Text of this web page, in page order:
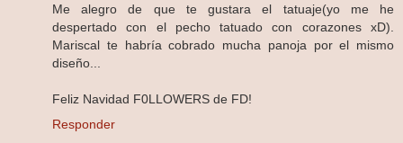
Me alegro de que te gustara el tatuaje(yo me he
despertado con el pecho tatuado con corazones xD).
Mariscal te habría cobrado mucha panoja por el mismo
diseño...
Feliz Navidad F0LLOWERS de FD!
Responder